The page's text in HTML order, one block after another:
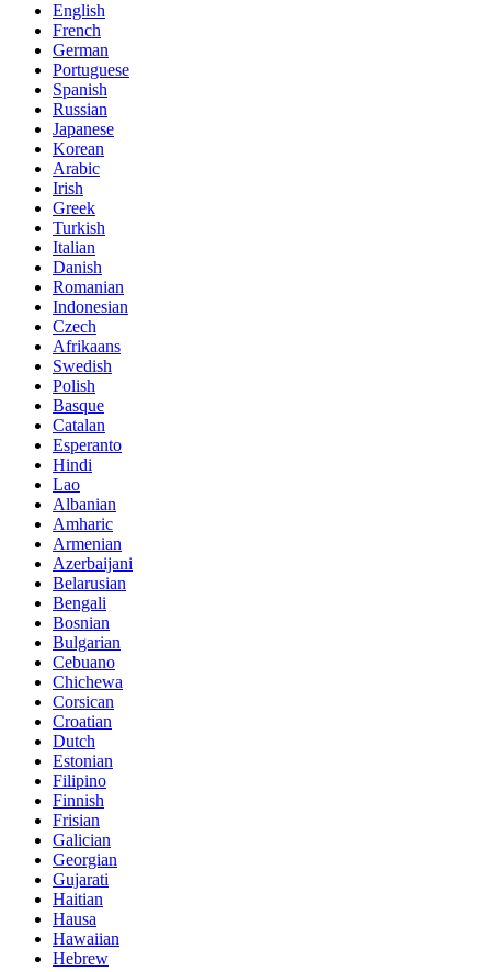
English
French
German
Portuguese
Spanish
Russian
Japanese
Korean
Arabic
Irish
Greek
Turkish
Italian
Danish
Romanian
Indonesian
Czech
Afrikaans
Swedish
Polish
Basque
Catalan
Esperanto
Hindi
Lao
Albanian
Amharic
Armenian
Azerbaijani
Belarusian
Bengali
Bosnian
Bulgarian
Cebuano
Chichewa
Corsican
Croatian
Dutch
Estonian
Filipino
Finnish
Frisian
Galician
Georgian
Gujarati
Haitian
Hausa
Hawaiian
Hebrew